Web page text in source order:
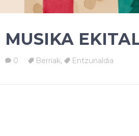
MUSIKA
0 Berriak, Entzunaldia